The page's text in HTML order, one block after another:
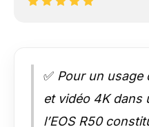
✅ Pour un usage
et vidéo 4K dans
l’EOS R50